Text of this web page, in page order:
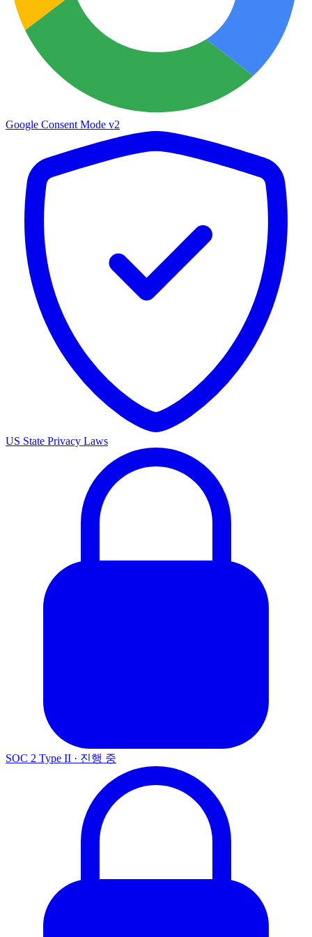
Google Consent Mode v2
US State Privacy Laws
SOC 2 Type II · 진행 중